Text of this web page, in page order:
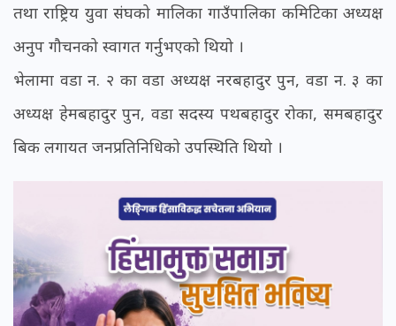
तथा राष्ट्रिय युवा संघको मालिका गाउँपालिका कमिटिका अध्यक्ष
अनुप गौचनको स्वागत गर्नुभएको थियो ।
भेलामा वडा न. २ का वडा अध्यक्ष नरबहादुर पुन, वडा न. ३ का
अध्यक्ष हेमबहादुर पुन, वडा सदस्य पथबहादुर रोका, समबहादुर
बिक लगायत जनप्रतिनिधिको उपस्थिति थियो ।